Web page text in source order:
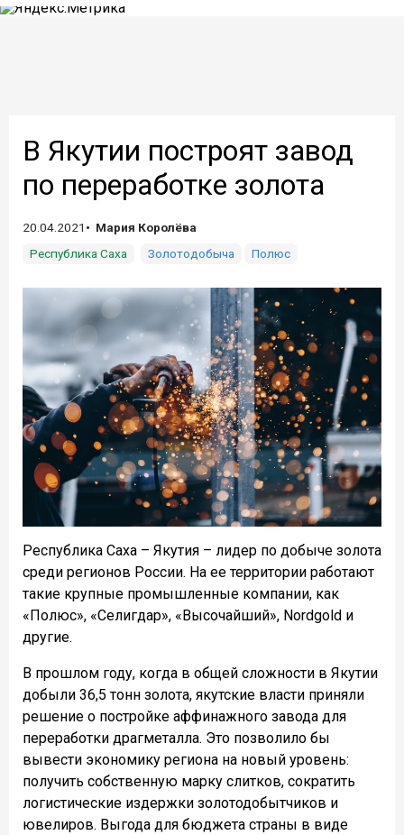
В Якутии построят завод
по переработке золота
20.04.2021
Мария Королёва
Республика Саха
Золотодобыча Полюс
Республика Саха – Якутия – лидер по добыче золота
среди регионов России. На ее территории работают
такие крупные промышленные компании, как
«Полюс», «Селигдар», «Высочайший», Nordgold и
другие.
В прошлом году, когда в общей сложности в Якутии
добыли 36,5 тонн золота, якутские власти приняли
решение о постройке аффинажного завода для
переработки драгметалла. Это позволило бы
вывести экономику региона на новый уровень:
получить собственную марку слитков, сократить
логистические издержки золотодобытчиков и
ювелиров. Выгода для бюджета страны в виде